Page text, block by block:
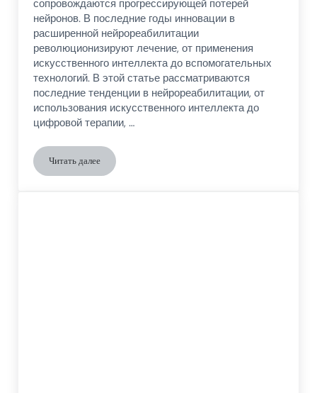
сопровождаются прогрессирующей потерей
нейронов. В последние годы инновации в
расширенной нейрореабилитации
революционизируют лечение, от применения
искусственного интеллекта до вспомогательных
технологий. В этой статье рассматриваются
последние тенденции в нейрореабилитации, от
использования искусственного интеллекта до
цифровой терапии, …
Читать далееСовременные тенденции в лечении нейродегенеративных